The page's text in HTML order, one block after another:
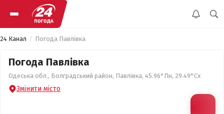
24 Канал Погода Павлівка
Погода Павлівка
Одеська обл., Болградський район, Павлівка, 45.96°Пн, 29.49°Сх
Змінити місто